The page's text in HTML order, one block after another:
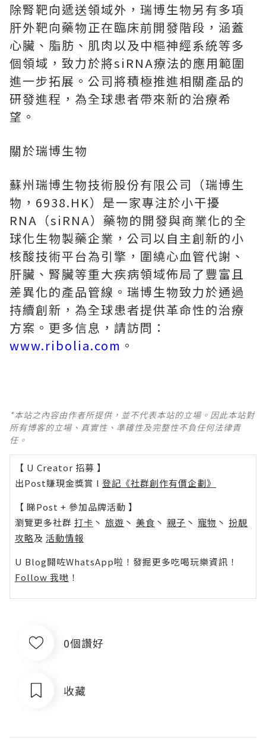
除腎靶向遞送領域外，瑞博生物另有多項
肝外靶向藥物正在臨床前開發階段，涵蓋
心臟、脂肪、肌肉以及中樞神經系統等多
個領域，致力於將siRNA療法的應用範圍
進一步拓展。公司將積極推進相關產品的
研發進程，為全球患者帶來新的治療希
望。
關於瑞博生物
蘇州瑞博生物技術股份有限公司（瑞博生
物，6938.HK）是一家專注於小干擾
RNA（siRNA）藥物的開發與商業化的全
球化生物製藥企業，公司以自主創新的小
核酸技術平台為引擎，圍繞心血管代謝、
肝臟、腎臟等重大疾病領域佈局了豐富且
差異化的產品管線。瑞博生物致力於通過
持續創新，為全球患者提供革命性的治療
方案。更多信息，請訪問：
www.ribolia.com 。
*本站之內容由作者所提供，並不代表本站的立場。因此本站對
所有博客的立場、真實性、準確性及完整性不負任何法律責
任。
【 U Creator 招募 】
出Post賺現金獎賞 l 登記《社群創作有價企劃》
【 睇Post + 參加品牌活動 】
瀏覽更多社群 打卡 丶 旅遊 丶 美食 丶 親子 丶 寵物 丶 扮靚
攻略及 活動情報
U Blog開咗WhatsApp啦！發掘更多吃喝玩樂資訊！
Follow 我哋 ！
0個讚好
收藏